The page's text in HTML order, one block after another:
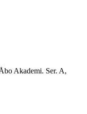
Akademi. Ser. A,